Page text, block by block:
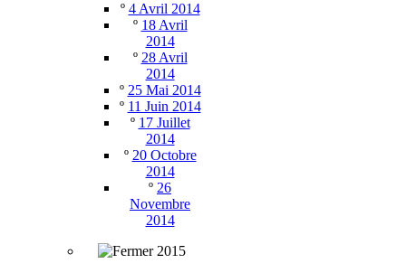
º 4 Avril 2014
º 18 Avril
2014
º 28 Avril
2014
º 25 Mai 2014
º 11 Juin 2014
º 17 Juillet
2014
º 20 Octobre
2014
º 26
Novembre
2014
2015